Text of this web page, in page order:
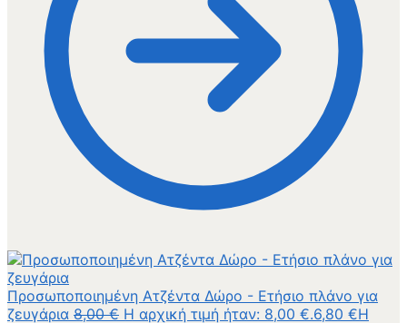
Προσωποποιημένη Ατζέντα Δώρο - Ετήσιο πλάνο για
ζευγάρια 8,00€ Η αρχική τιμή ήταν: 8,00 €.6,80 €Η